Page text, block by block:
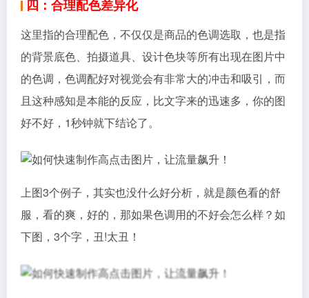
色彩搭配是图片制作的重要要素之一。要营造设计对象
的氛围和定位，靠的就是颜色的搭配。无论是单色、明
亮色、冷色或是补色，所有的颜色都可以发挥设计的作
用。相信99%的商家都不是设计毕业，不具备这样的专
颜色搭配什么颜色协调呢？哈哈有滴！
放福利！！！ 咖蕾网 karlei.cn
这个网站非常 方便的给出了很多种配色组合，还支持
PS、AI等插件使用。